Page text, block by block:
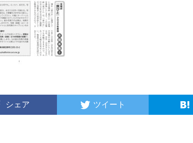
シェア ツイート